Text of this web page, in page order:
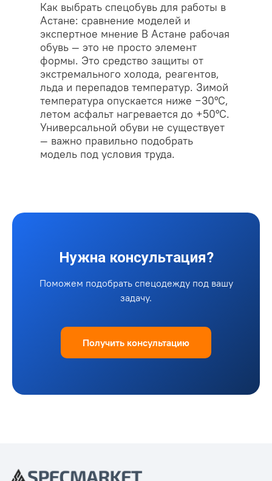
Как выбрать спецобувь для работы в
Астане: сравнение моделей и
экспертное мнение В Астане рабочая
обувь — это не просто элемент
формы. Это средство защиты от
экстремального холода, реагентов,
льда и перепадов температур. Зимой
температура опускается ниже −30°C,
летом асфальт нагревается до +50°C.
Универсальной обуви не существует
— важно правильно подобрать
модель под условия труда.
Нужна консультация?
Поможем подобрать спецодежду под вашу
задачу.
Получить консультацию